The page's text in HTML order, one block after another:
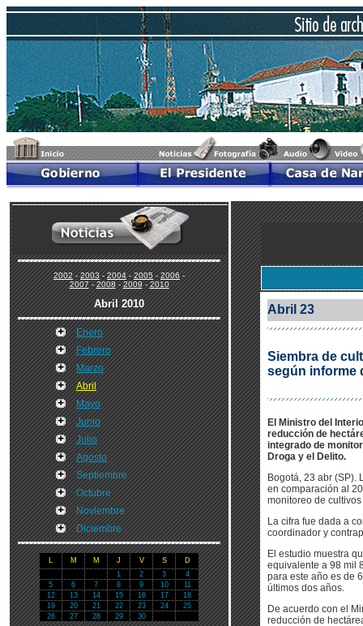
2002-2003-2004-2005-2006-
2007-2008-2009-2010
Abril 2010
Enero
Febrero
Marzo
Abril
Mayo
Junio
Julio
Agosto
Septiembre
Octubre
Noviembre
Diciembre
L M M J V S
D
1
2 3
4
5
6 7 8 9 10
11
12
13 14 15 16 17
18
19
20 21 22 23 24
25
26
27 28 29 30
Abril 23
Siembra de
según informe
El Ministro del
reducción de
integrado de
Droga y el Delito.
Bogotá, 23 abr (SP).
en comparación al
monitoreo de
La cifra fue dada a
coordinador y
El estudio muestra
equivalente a 98 mil
para este año es de
últimos dos años.
De acuerdo con el
reducción de